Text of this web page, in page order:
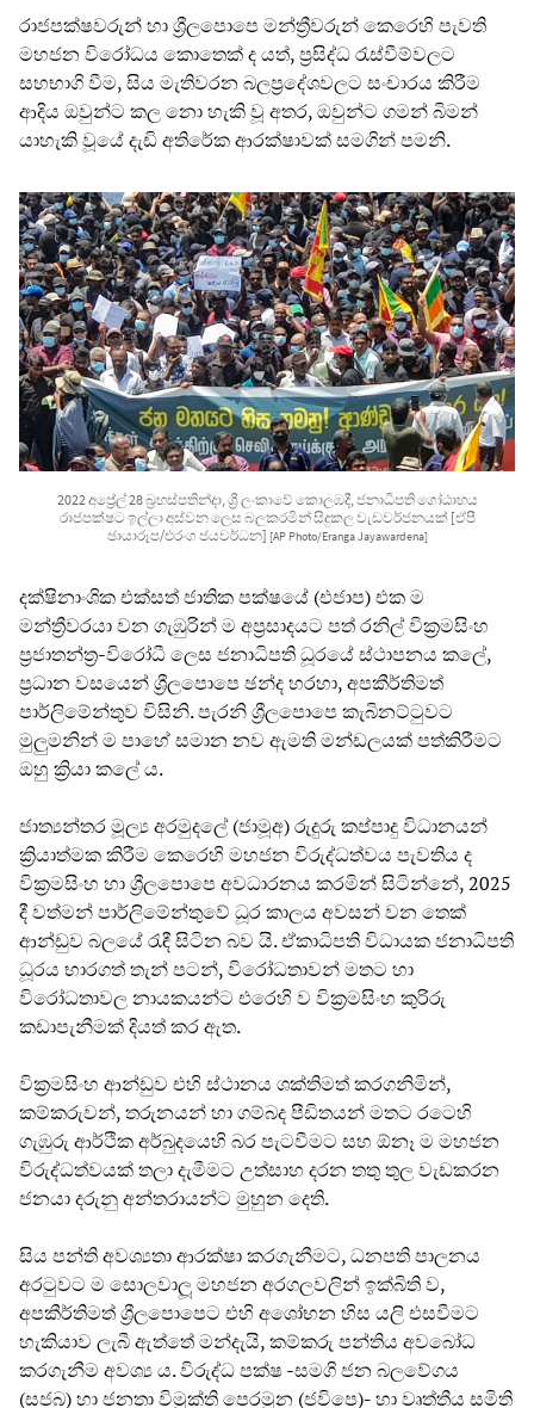
රාජපක්ෂවරුන් හා ශ්‍රීලපොපෙ මන්ත්‍රීවරුන් කෙරෙහි පැවති
මහජන විරෝධය කොතෙක් ද යත්, ප්‍රසිද්ධ රැස්වීම්වලට
සහභාගි වීම, සිය මැතිවරන බලප්‍රදේශවලට සංචාරය කිරීම
ආදිය ඔවුන්ට කල නො හැකි වූ අතර, ඔවුන්ට ගමන් බිමන්
යාහැකි වූයේ දැඩි අතිරේක ආරක්ෂාවක් සමගින් පමනි.
2022 අප්‍රේල් 28 බ්‍රහස්පතින්දා, ශ්‍රී ලංකාවේ කොලඹදී, ජනාධිපති ගෝඨාභය
රාජපක්ෂට ඉල්ලා අස්වන ලෙස බලකරමින් සිදුකල වැඩවර්ජනයක් [ඒපී
ඡායාරූප/එරංග ජයවර්ධන] [AP Photo/Eranga Jayawardena]
දක්ෂිනාංශික එක්සත් ජාතික පක්ෂයේ (එජාප) එක ම
මන්ත්‍රීවරයා වන ගැඹුරින් ම අප්‍රසාදයට පත් රනිල් වික්‍රමසිංහ
ප්‍රජාතන්ත්‍ර-විරෝධී ලෙස ජනාධිපති ධූරයේ ස්ථාපනය කලේ,
ප්‍රධාන වසයෙන් ශ්‍රීලපොපෙ ඡන්ද හරහා, අපකීර්තිමත්
පාර්ලිමේන්තුව විසිනි. පැරනි ශ්‍රීලපොපෙ කැබිනට්ටුවට
මුලුමනින් ම පාහේ සමාන නව ඇමති මන්ඩලයක් පත්කිරීමට
ඔහු ක්‍රියා කලේ ය.
ජාත්‍යන්තර මූල්‍ය අරමුදලේ (ජාමූඅ) රුදුරු කප්පාදු විධානයන්
ක්‍රියාත්මක කිරීම කෙරෙහි මහජන විරුද්ධත්වය පැවතිය ද
වික්‍රමසිංහ හා ශ්‍රීලපොපෙ අවධාරනය කරමින් සිටින්නේ, 2025
දී වත්මන් පාර්ලිමේන්තුවේ ධූර කාලය අවසන් වන තෙක්
ආන්ඩුව බලයේ රැඳී සිටින බව යි. ඒකාධිපති විධායක ජනාධිපති
ධූරය භාරගත් තැන් පටන්, විරෝධතාවන් මතට හා
විරෝධතාවල නායකයන්ට එරෙහි ව වික්‍රමසිංහ කුරිරු
කඩාපැනීමක් දියත් කර ඇත.
වික්‍රමසිංහ ආන්ඩුව එහි ස්ථානය ශක්තිමත් කරගනිමින්,
කම්කරුවන්, තරුනයන් හා ගම්බද පීඩිතයන් මතට රටෙහි
ගැඹුරු ආර්ථික අර්බුදයෙහි බර පැටවීමට සහ ඕනෑ ම මහජන
විරුද්ධත්වයක් තලා දැමීමට උත්සාහ දරන තතු තුල වැඩකරන
ජනයා දරුනු අන්තරායන්ට මුහුන දෙති.
සිය පන්ති අවශ්‍යතා ආරක්ෂා කරගැනීමට, ධනපති පාලනය
අරටුවට ම සොලවාලූ මහජන අරගලවලින් ඉක්බිති ව,
අපකීර්තිමත් ශ්‍රීලපොපෙට එහි අශෝභන හිස යලි එසවීමට
හැකියාව ලැබී ඇත්තේ මන්දැයි, කම්කරු පන්තිය අවබෝධ
කරගැනීම අවශ්‍ය ය. විරුද්ධ පක්ෂ -සමගි ජන බලවේගය
(සජබ) හා ජනතා විමුක්ති පෙරමුන (ජවිපෙ)- හා වෘත්තීය සමිති